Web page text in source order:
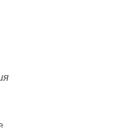
я